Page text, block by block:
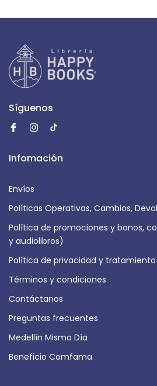
Síguenos
Infomación
Envíos
Políticas Operativas, Cambios,
Política de promociones y bonos,
y audiolibros)
Política de privacidad y
Términos y condiciones
Contáctanos
Preguntas frecuentes
Medellín Mismo Día
Beneficio Comfama